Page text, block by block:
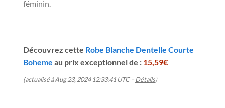
féminin.
Découvrez cette Robe Blanche Dentelle Courte
Boheme au prix exceptionnel de : 15,59€
(actualisé à Aug 23, 2024 12:33:41 UTC –Détails)